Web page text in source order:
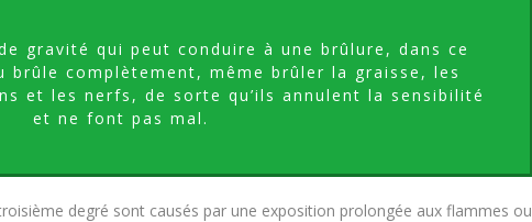
gravité qui peut conduire à une brûlure, dans ce
brûle complètement, même brûler la graisse, les
et les nerfs, de sorte qu’ils annulent la sensibilité
et ne font pas mal.
degré sont causés par une exposition prolongée aux flammes ou